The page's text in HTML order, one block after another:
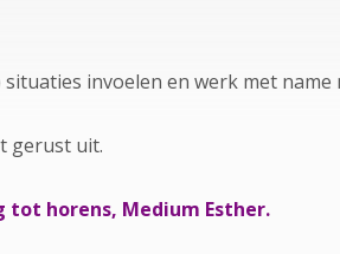
situaties invoelen en werk met
gerust uit.
tot horens, Medium Esther.